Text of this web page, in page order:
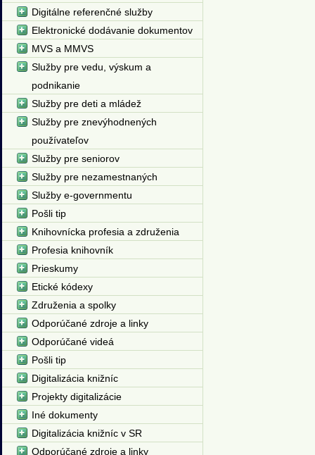
Digitálne referenčné služby
Elektronické dodávanie dokumentov
MVS a MMVS
Služby pre vedu, výskum a
podnikanie
Služby pre deti a mládež
Služby pre znevýhodnených
používateľov
Služby pre seniorov
Služby pre nezamestnaných
Služby e-governmentu
Pošli tip
Knihovnícka profesia a združenia
Profesia knihovník
Prieskumy
Etické kódexy
Združenia a spolky
Odporúčané zdroje a linky
Odporúčané videá
Pošli tip
Digitalizácia knižníc
Projekty digitalizácie
Iné dokumenty
Digitalizácia knižníc v SR
Odporúčané zdroje a linky